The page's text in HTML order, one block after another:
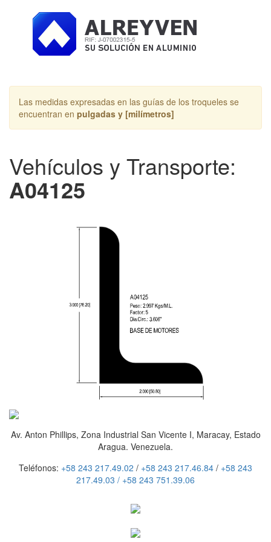
navigation
Las medidas expresadas en las guías de los troqueles se
encuentran en pulgadas y [milímetros]
Vehículos y Transporte:
A04125
Av. Anton Phillips, Zona Industrial San Vicente I, Maracay, Estado
Aragua. Venezuela.
Teléfonos: +58 243 217.49.02 / +58 243 217.46.84 / +58 243
217.49.03 / +58 243 751.39.06